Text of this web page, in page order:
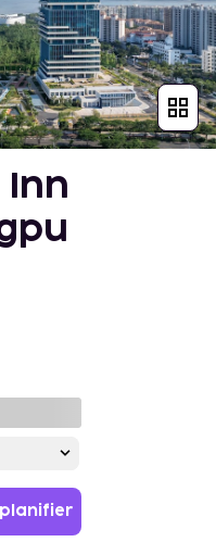
Inn
planifier